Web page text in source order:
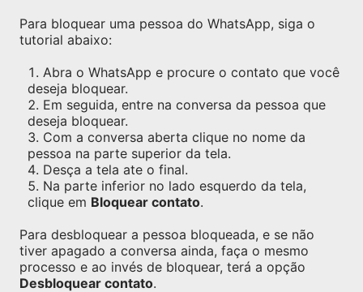
Para bloquear uma pessoa do WhatsApp, siga o
tutorial abaixo:
Abra o WhatsApp e procure o contato que você
deseja bloquear.
Em seguida, entre na conversa da pessoa que
deseja bloquear.
Com a conversa aberta clique no nome da
pessoa na parte superior da tela.
Desça a tela ate o final.
Na parte inferior no lado esquerdo da tela,
clique em Bloquear contato.
Para desbloquear a pessoa bloqueada, e se não
tiver apagado a conversa ainda, faça o mesmo
processo e ao invés de bloquear, terá a opção
Desbloquear contato.